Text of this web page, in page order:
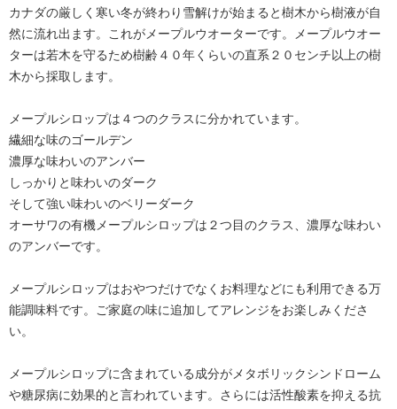
カナダの厳しく寒い冬が終わり雪解けが始まると樹木から樹液が自
然に流れ出ます。これがメープルウオーターです。メープルウオー
ターは若木を守るため樹齢４０年くらいの直系２０センチ以上の樹
木から採取します。
メープルシロップは４つのクラスに分かれています。
繊細な味のゴールデン
濃厚な味わいのアンバー
しっかりと味わいのダーク
そして強い味わいのベリーダーク
オーサワの有機メープルシロップは２つ目のクラス、濃厚な味わい
のアンバーです。
メープルシロップはおやつだけでなくお料理などにも利用できる万
能調味料です。ご家庭の味に追加してアレンジをお楽しみくださ
い。
メープルシロップに含まれている成分がメタボリックシンドローム
や糖尿病に効果的と言われています。さらには活性酸素を抑える抗